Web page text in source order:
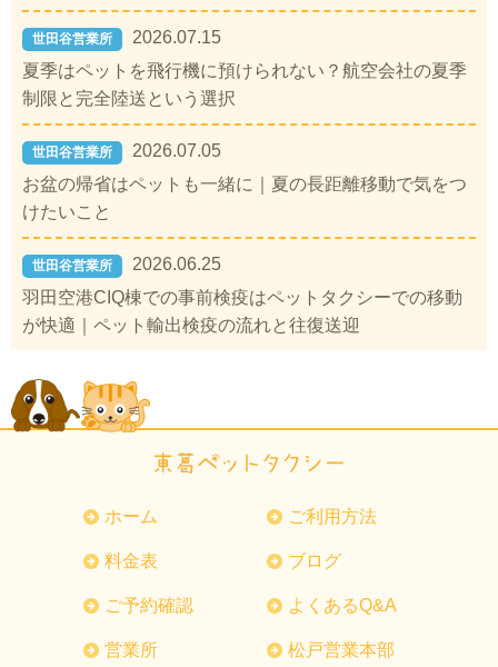
世田谷営業所
2026.07.15
夏季はペットを飛行機に預けられない？航空会社の夏季
制限と完全陸送という選択
世田谷営業所
2026.07.05
お盆の帰省はペットも一緒に｜夏の長距離移動で気をつ
けたいこと
世田谷営業所
2026.06.25
羽田空港CIQ棟での事前検疫はペットタクシーでの移動
が快適｜ペット輸出検疫の流れと往復送迎
ホーム ご利用方法
料金表 ブログ
ご予約確認 よくあるQ&A
営業所 松戸営業本部